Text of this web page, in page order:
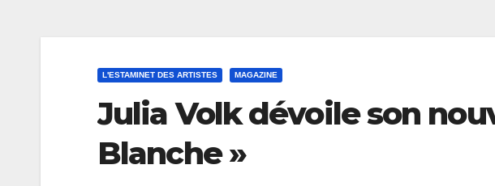
L'ESTAMINET DES ARTISTES MAGAZINE
Julia Volk dévoile son
Blanche »